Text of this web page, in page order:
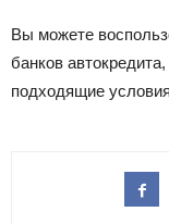
Вы можете
банков
подходящие